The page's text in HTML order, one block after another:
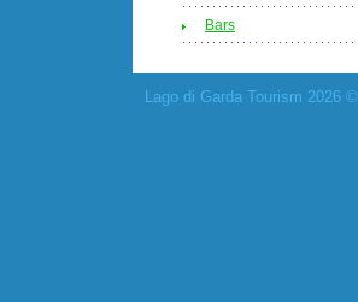
Bars
Lago di Garda Tourism 2026 ©